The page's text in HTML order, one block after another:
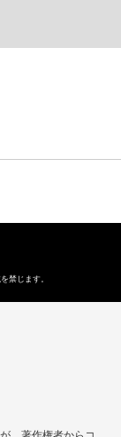
禁じます。